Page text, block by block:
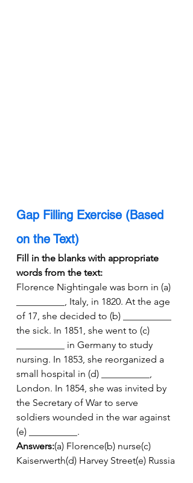
Gap Filling Exercise (Based
on the Text)
Fill in the blanks with appropriate
words from the text:
Florence Nightingale was born in (a)
__________, Italy, in 1820. At the age
of 17, she decided to (b) __________
the sick. In 1851, she went to (c)
__________ in Germany to study
nursing. In 1853, she reorganized a
small hospital in (d) __________,
London. In 1854, she was invited by
the Secretary of War to serve
soldiers wounded in the war against
(e) __________.
Answers:(a) Florence(b) nurse(c)
Kaiserwerth(d) Harvey Street(e) Russia